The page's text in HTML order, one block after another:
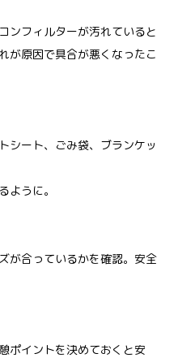
ンフィルターが汚れていると
が原因で具合が悪くなったこ
シート、ごみ袋、ブランケッ
ように。
が合っているかを確認。安全
ポイントを決めておくと安